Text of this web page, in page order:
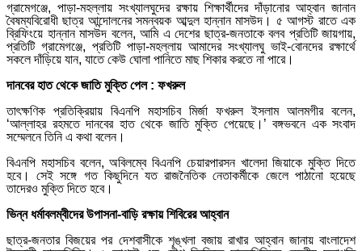
গ্রামেগঞ্জে, পাড়া-মহল্লায় সংখ্যালঘুদের রক্ষায় শিক্ষার্থীদের দাঁড়ানোর আহ্বান জানান
বৈষম্যবিরোধী ছাত্র আন্দোলনের সমন্বয়ক আব্দুল হান্নান মাসউদ। ৫ আগস্ট রাতে এক
ব্রিফিংয়ে হান্নান মাসউদ বলেন, আমি এ দেশের ছাত্র-জনতাকে বলব প্রতিটি জায়গায়,
প্রতিটি গ্রামেগঞ্জে, প্রতিটি পাড়া-মহল্লায় আমাদের সংখ্যালঘু ভাই-বোনদের রক্ষার্থে
সকলে দাঁড়িয়ে যান, যাতে কেউ ঘোলা পানিতে মাছ শিকার করতে না পারে।
দানবের হাত থেকে জাতি মুক্তি পেল : ফখরুল
তাৎক্ষণিক প্রতিক্রিয়ায় বিএনপি মহাসচিব মির্জা ফখরুল ইসলাম আলমগীর বলেন,
‘আল্লাহর রহমতে দানবের হাত থেকে জাতি মুক্তি পেয়েছে।’ বঙ্গভবনে এক সংবাদ
সম্মেলনে তিনি এ কথা বলেন।
বিএনপি মহাসচিব বলেন, অবিলম্বে বিএনপি চেয়ারপারসন খালেদা জিয়াকে মুক্তি দিতে
হবে। সেই সঙ্গে গত কিছুদিনে যত রাজনৈতিক নেতাকর্মীকে জেলে পাঠানো হয়েছে
তাদেরও মুক্তি দিতে হবে।
ভিন্ন ধর্মাবলম্বীদের উপাসনা-বাড়ি রক্ষায় শিবিরের আহ্বান
ছাত্র-জনতার বিজয়ের পর দেশবাসীকে শৃঙ্খলা বজায় রাখার আহ্বান জানায় বাংলাদেশ